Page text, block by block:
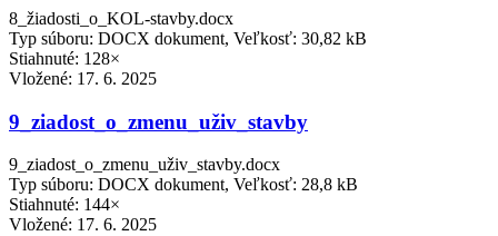
8_žiadosti_o_KOL-stavby.docx
Typ súboru: DOCX dokument, Veľkosť: 30,82 kB
Stiahnuté: 128×
Vložené: 17. 6. 2025
9_ziadost_o_zmenu_uživ_stavby
9_ziadost_o_zmenu_uživ_stavby.docx
Typ súboru: DOCX dokument, Veľkosť: 28,8 kB
Stiahnuté: 144×
Vložené: 17. 6. 2025